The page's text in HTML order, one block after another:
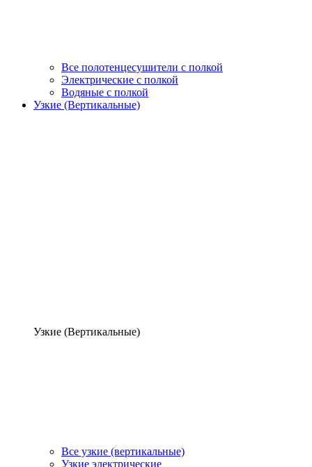
Все полотенцесушители с полкой
Электрические с полкой
Водяные с полкой
Узкие (Вертикальные)
Узкие (Вертикальные)
Все узкие (вертикальные)
Узкие электрические